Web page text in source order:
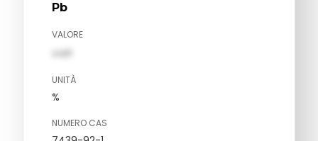
Pb
VALORE
val1
UNITÀ
%
NUMERO CAS